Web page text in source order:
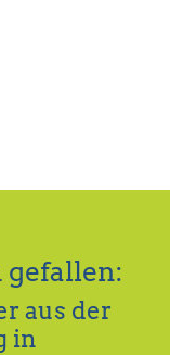
gefallen:
aus der
in